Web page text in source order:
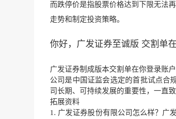
而跌停价是指股票价格达到下限无法
走势和制定投资策略。
你好，广发证券至诚版 交割单在
广发证券制成版本交割单在你登录账
公司是中国证监会选定的首批试点合
司长期、 可持续发展的重要性，一直
拓展资料
1. 广发证券股份有限公司 怎么样？广